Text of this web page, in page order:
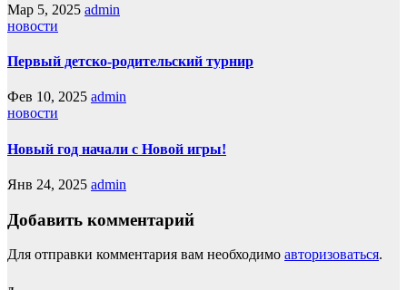
Мар 5, 2025 admin
новости
Первый детско-родительский турнир
Фев 10, 2025 admin
новости
Новый год начали с Новой игры!
Янв 24, 2025 admin
Добавить комментарий
Для отправки комментария вам необходимо авторизоваться.